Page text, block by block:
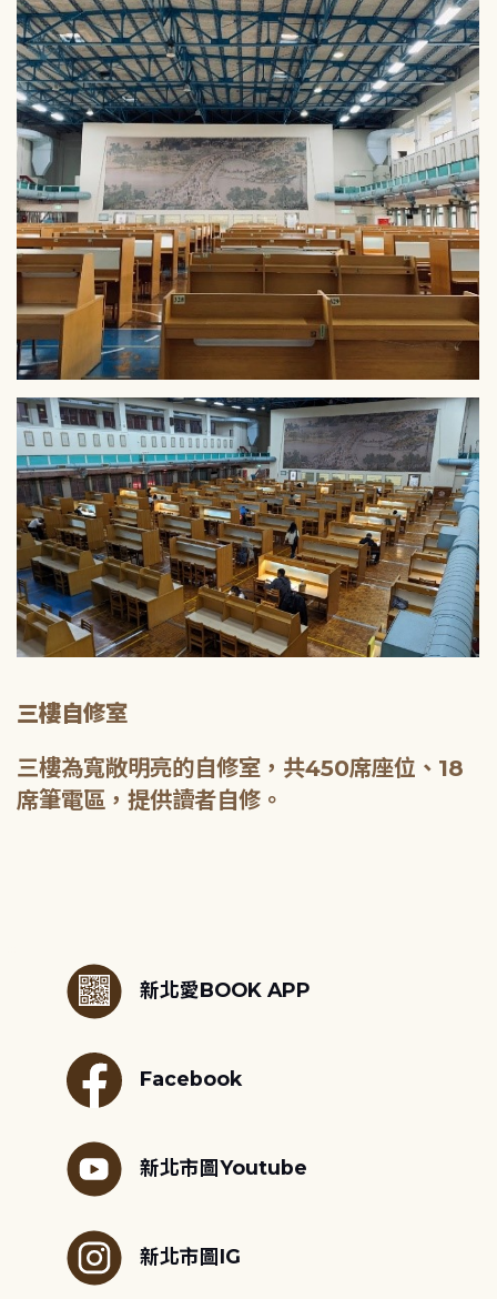
三樓自修室
三樓為寬敞明亮的自修室，共450席座位、18
席筆電區，提供讀者自修。
新北愛BOOK APP
Facebook
新北市圖Youtube
新北市圖IG